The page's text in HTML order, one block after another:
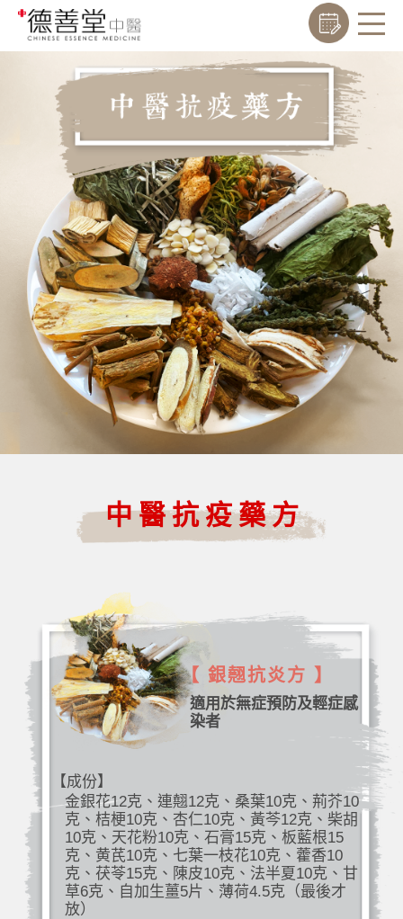
中醫抗疫藥方
【 銀翹抗炎方 】
適用於無症預防及輕症感
染者
【成份】
金銀花12克、連翹12克、桑葉10克、荊芥10
克、桔梗10克、杏仁10克、黃芩12克、柴胡
10克、天花粉10克、石膏15克、板藍根15
克、黄芪10克、七葉一枝花10克、藿香10
克、茯苓15克、陳皮10克、法半夏10克、甘
草6克、自加生薑5片、薄荷4.5克（最後才
放）